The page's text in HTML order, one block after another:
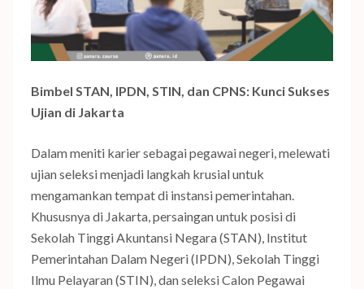
Bimbel STAN, IPDN, STIN, dan CPNS: Kunci Sukses
Ujian di Jakarta
Dalam meniti karier sebagai pegawai negeri, melewati
ujian seleksi menjadi langkah krusial untuk
mengamankan tempat di instansi pemerintahan.
Khususnya di Jakarta, persaingan untuk posisi di
Sekolah Tinggi Akuntansi Negara (STAN), Institut
Pemerintahan Dalam Negeri (IPDN), Sekolah Tinggi
Ilmu Pelayaran (STIN), dan seleksi Calon Pegawai